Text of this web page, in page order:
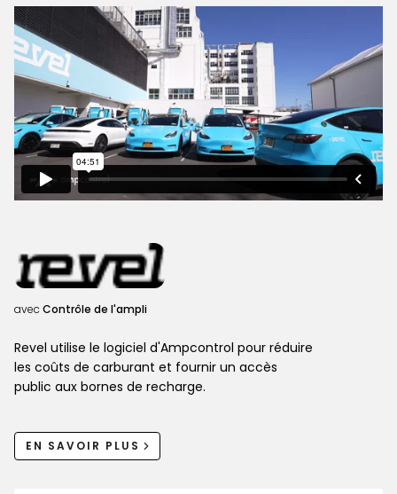
avec Contrôle de l'ampli
Revel utilise le logiciel d'Ampcontrol pour réduire
les coûts de carburant et fournir un accès
public aux bornes de recharge.
EN SAVOIR PLUS